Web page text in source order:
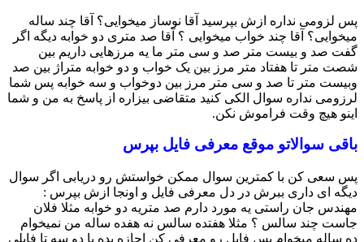
پس لزومی نداره ازش بپرسید آقا نوساز میخوایی؟ آقا چند ساله
میخوایی؟ آقا چند خواب میخوایی ؟ آقا صد متری دو خوابه دیگه اگر
گفت صد و بیست متر صد و سی متر ما یه مرزهایی داریم بین
شصت متر تا هفتاد متر مرز بین یک خواب و دو خوابه متراژ بین صد
وبیست متر تا صد و سی متر مرز بین دوخواب و سه خوابه پس شما
لرزومی نداره سوال الکی کنید متقاضی بیزاره از پاسخ به من و شما
اینو هیچ وقت فراموش نکن.
باقی سوالاتو موقع معرفی فایل بپرس
پس سعی کن با کمترین سوال ممکن خواستش رو دریابی اگر سوال
دیگه ای داری ببرش در دل معرفی فایل و اونجا ازش بپرس :
مهندس جان راستی یه مورد دارم صد متریه دو خوابه مثلا فلان
جاست چند سالس ؟ مثلا هفتده سالس نه هفده ساله من نمیخوام
ده ساله میخوام پس فایل رو معرفی کن اجازه بده با دو سه تا فایلی